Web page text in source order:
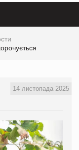
14 листопада 2025